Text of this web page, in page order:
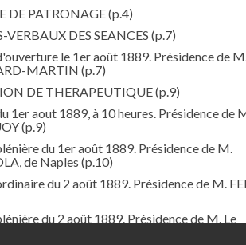
DE PATRONAGE(p.4)
VERBAUX DES SEANCES (p.7)
le 1er août 1889. Présidence de
MARTIN (p.7)
DE THERAPEUTIQUE(p.9)
1er aout 1889, à 10 heures. Présidence de
(p.9)
du 1er août 1889. Présidence de M.
de Naples (p.10)
du 2 août 1889. Présidence de M.
du 2 août 1889. Présidence de M. Le